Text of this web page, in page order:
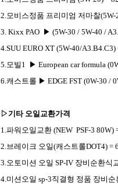
2.모비스정품 프리미엄 저마찰(5W-
3. Kixx PAO ▶ (5W-30 / 5W-40 /
4.SUU EURO XT (5W-40/A3.B4.C3)
5.모빌1 ▶ European car formula
6.캐스트롤 ▶ EDGE FST (0W-30 /
▷기타 오일교환가격
1.파워오일교환 (NEW PSF-3 80W)
2.브레이크 오일(캐스트롤DOT4) =
3.오토미션 오일 SP-IV 장비순환식
4.미션오일 sp-3직결형 정품 장비